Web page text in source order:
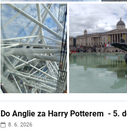
Do Anglie za Harry Potterem - 5.
8. 6. 2026